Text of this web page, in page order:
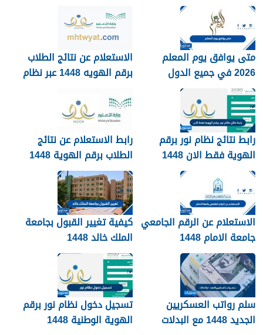
متى يوافق يوم المعلم
2026 في جميع الدول
العربية
الاستعلام عن نتائج الطلاب
برقم الهويه 1448 عبر نظام
رابط نتائج نظام نور برقم
الهوية فقط الان 1448
رابط الاستعلام عن نتائج
الطلاب برقم الهوية 1448
عبر نظام نور
noor.moe.gov.sa
الاستعلام عن الرقم الجامعي
جامعة الامام 1448
كيفية تغيير القبول بجامعة
الملك خالد 1448
سلم رواتب العسكريين
الجديد 1448 مع البدلات
تسجيل دخول نظام نور برقم
الهوية الوطنية 1448